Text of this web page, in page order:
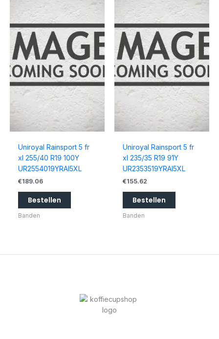
Uniroyal Rainsport 5 fr
xl 255/40 R19 100Y
UR2554019YRAI5XL
€189.06
Bestellen
Banden
Uniroyal Rainsport 5 fr
xl 235/35 R19 91Y
UR2353519YRAI5XL
€155.62
Bestellen
Banden